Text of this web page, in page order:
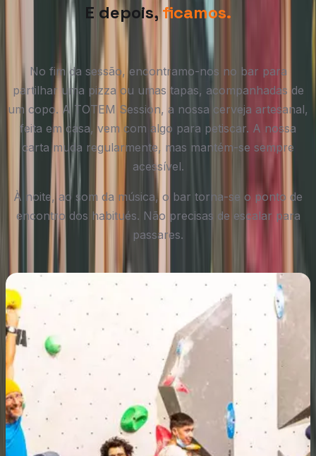
E depois,ficamos.
No fim da sessão, encontramo-nos no bar para
partilhar uma pizza ou umas tapas, acompanhadas de
um copo. A TOTEM Session, a nossa cerveja artesanal,
feita em casa, vem com algo para petiscar. A nossa
carta muda regularmente, mas mantém-se sempre
acessível.
À noite, ao som da música, o bar torna-se o ponto de
encontro dos habitués. Não precisas de escalar para
passares.